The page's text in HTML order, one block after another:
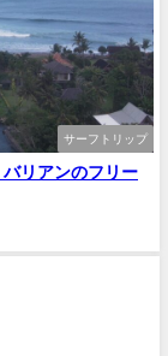
サーフトリップ
リアンのフリー